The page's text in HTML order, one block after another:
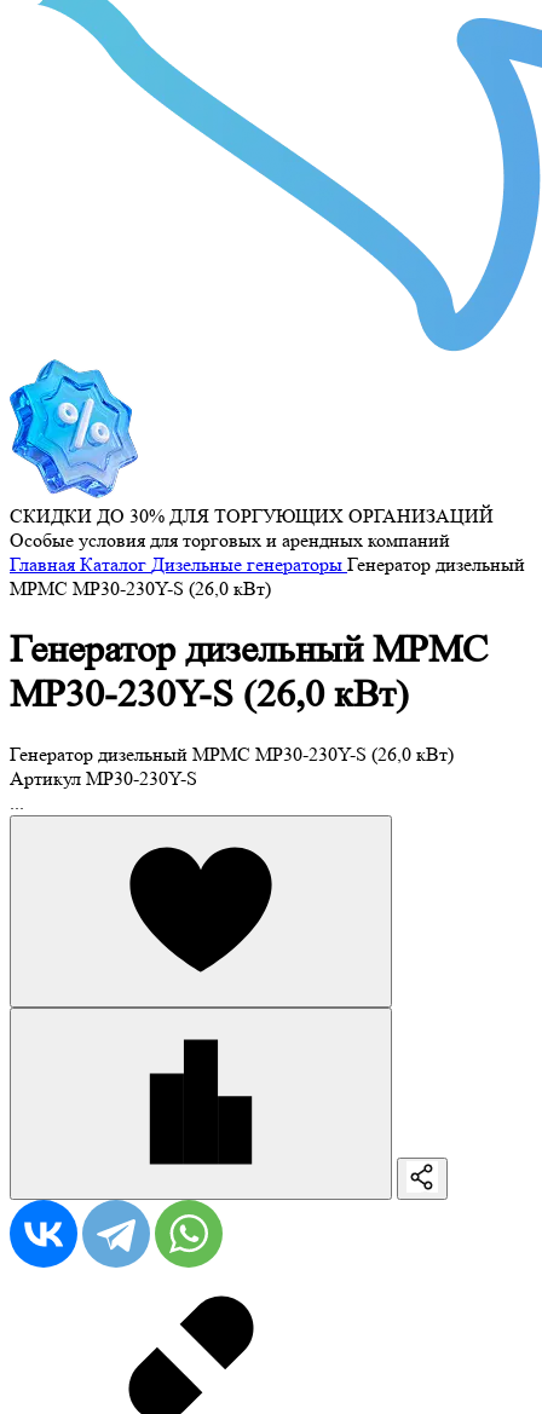
СКИДКИ ДО 30% ДЛЯ ТОРГУЮЩИХ ОРГАНИЗАЦИЙ
Особые условия для торговых и арендных компаний
Главная Каталог Дизельные генераторы Генератор дизельный
MPMC MP30-230Y-S (26,0 кВт)
Генератор дизельный MPMC
MP30-230Y-S (26,0 кВт)
Генератор дизельный MPMC MP30-230Y-S (26,0 кВт)
Артикул MP30-230Y-S
...